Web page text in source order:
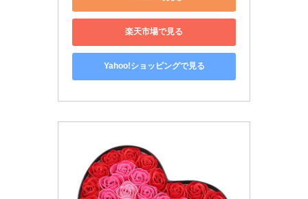
楽天市場で見る
Yahoo!ショッピングで見る